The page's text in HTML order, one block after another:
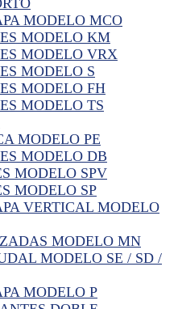
MODELO MCO
MODELO KM
MODELO VRX
MODELO S
MODELO FH
MODELO TS
MODELO PE
MODELO DB
MODELO SPV
MODELO SP
VERTICAL MODELO
MODELO MN
MODELO SE / SD /
MODELO P